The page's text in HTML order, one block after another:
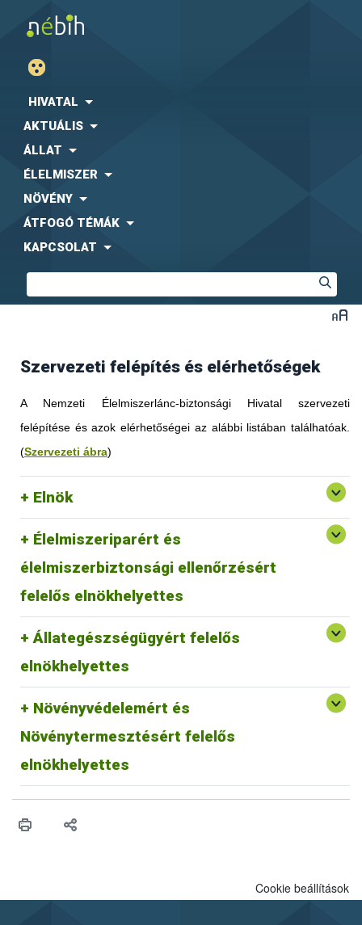
HIVATAL
AKTUÁLIS
ÁLLAT
ÉLELMISZER
NÖVÉNY
ÁTFOGÓ TÉMÁK
KAPCSOLAT
Szervezeti felépítés és elérhetőségek
A Nemzeti Élelmiszerlánc-biztonsági Hivatal szervezeti
felépítése és azok elérhetőségei az alábbi listában találhatóak.
(Szervezeti ábra)
Elnök
Élelmiszeriparért és
élelmiszerbiztonsági ellenőrzésért
felelős elnökhelyettes
Állategészségügyért felelős
elnökhelyettes
Növényvédelemért és
Növénytermesztésért felelős
elnökhelyettes
Cookie beállítások